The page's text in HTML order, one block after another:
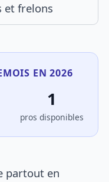
et frelons
EN 2026
1
pros disponibles
partout en